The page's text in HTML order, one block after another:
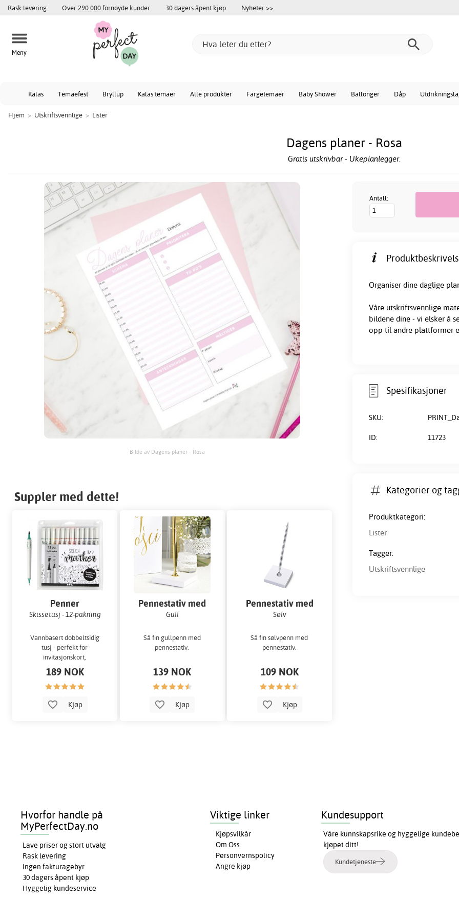
Rask levering Over 290 000fornøyde kunder 30 dagers åpent kjøp Nyheter >>
Meny
Kalas Temaefest Bryllup Kalas temaer Alle produkter Fargetemaer Baby Shower Ballonger Dåp
Hjem > Utskriftsvennlige > Lister
Dagens planer - Rosa
Gratis utskrivbar - Ukeplanlegger.
Bilde av Dagens planer - Rosa
Antall:
Organiser dine daglige
Våre utskriftsvennlige
bildene dine - vi elsker å
opp til andre plattformer
Spesifikasjoner
SKU:
ID: 11723
Kategorier og
Produktkategori:
Lister
Tagger:
Utskriftsvennlige
Suppler med dette!
Penner
Skissetusj - 12-pakning
Vannbasert dobbeltsidig
tusj - perfekt for
invitasjonskort,
støyjournaling, bokstaver
og annet håndverk.
189 NOK
Kjøp
Pennestativ med
penn
Gull
Så fin gullpenn med
pennestativ.
139 NOK
Kjøp
Pennestativ med
penn
Sølv
Så fin sølvpenn med
pennestativ.
109 NOK
Kjøp
Hvorfor handle på
MyPerfectDay.no
Lave priser og stort utvalg
Rask levering
Ingen fakturagebyr
30 dagers åpent kjøp
Hyggelig kundeservice
Viktige linker
Kjøpsvilkår
Om Oss
Personvernspolicy
Angre kjøp
Kundesupport
Våre kunnskapsrike og hyggelige
kjøpet ditt!
Kundetjeneste